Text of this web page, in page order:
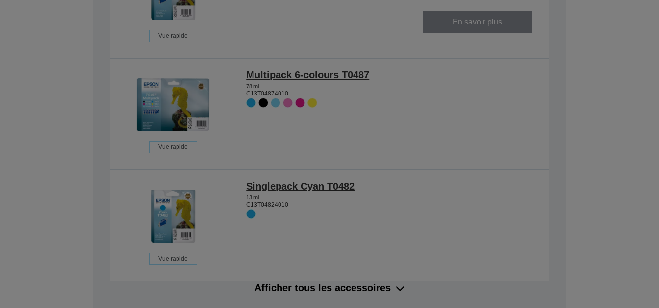
Vue rapide
En savoir plus
Vue rapide
Multipack 6-colours T0487
78 ml
C13T04874010
Vue rapide
Singlepack Cyan T0482
13 ml
C13T04824010
Afficher tous les accessoires